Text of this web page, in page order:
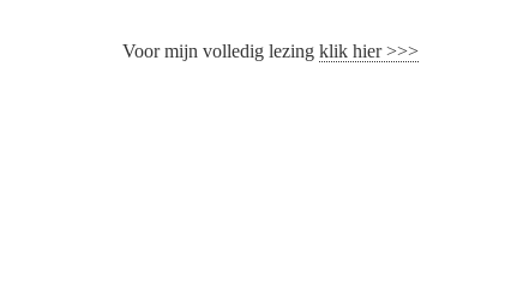
Voor mijn volledig lezing klik hier >>>